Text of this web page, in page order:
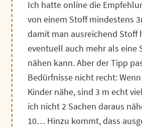
Ich hatte online die
von einem Stoff mindestens
damit man ausreichend Stoff
eventuell auch mehr als eine
nähen kann. Aber der Tipp
Bedürfnisse nicht recht:
Kinder nähe, sind 3 m echt
ich nicht 2 Sachen daraus
10… Hinzu kommt, dass